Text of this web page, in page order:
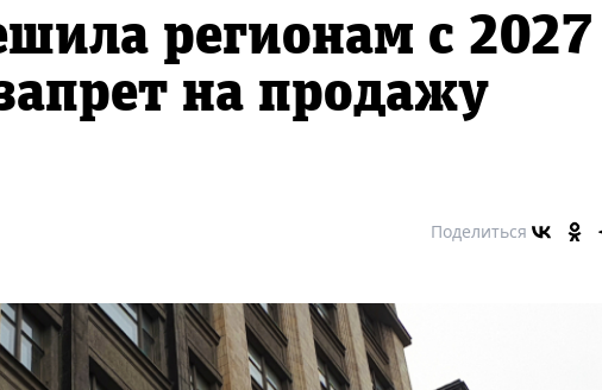
регионам с 2027
на продажу
Поделиться